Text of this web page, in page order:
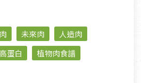
未來肉
人造肉
高蛋白
植物肉食譜